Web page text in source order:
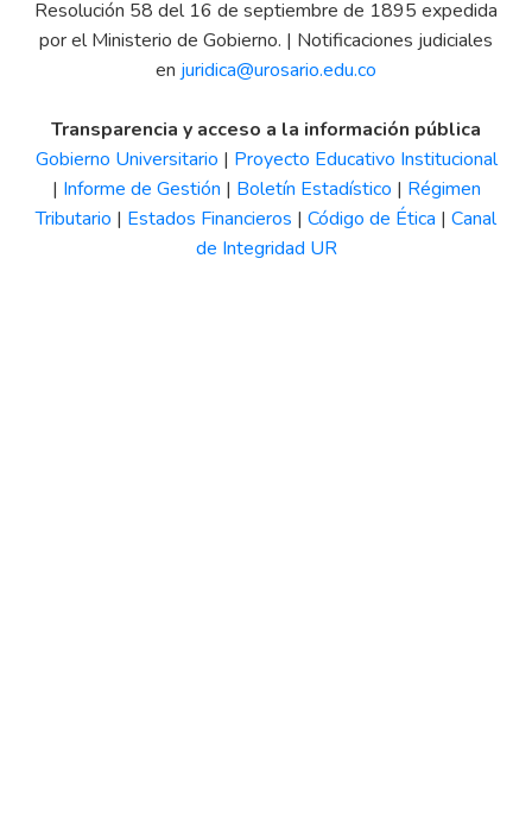
Resolución 58 del 16 de septiembre de 1895 expedida
por el Ministerio de Gobierno. | Notificaciones judiciales
en juridica@urosario.edu.co
Transparencia y acceso a la información pública
Gobierno Universitario | Proyecto Educativo Institucional
| Informe de Gestión | Boletín Estadístico | Régimen
Tributario | Estados Financieros | Código de Ética | Canal
de Integridad UR